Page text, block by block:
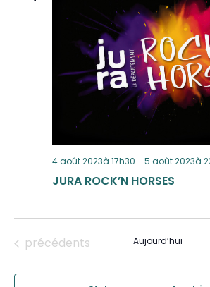
JURA ROCK’N HORSES
4 août 2023à 17h30 - 5 août 2023à
Évènements
précédents Aujourd’hui